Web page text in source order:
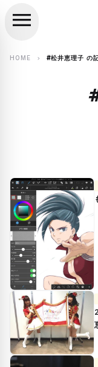
search
menu
HOME chevron_right #松井恵理子 の